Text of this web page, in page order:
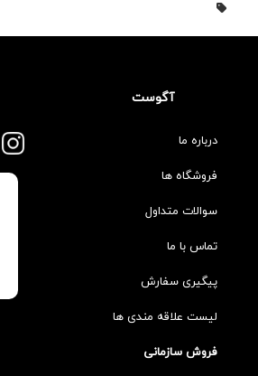
آگوست
درباره ما
فروشگاه ها
سوالات متداول
تماس با ما
پیگیری سفارش
لیست علاقه مندی ها
فروش سازمانی